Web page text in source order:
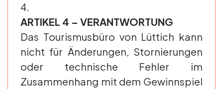
ARTIKEL 4 – VERANTWORTUNG
Das Tourismusbüro von Lüttich kann
nicht für Änderungen, Stornierungen
oder technische Fehler im
Zusammenhang mit dem Gewinnspiel